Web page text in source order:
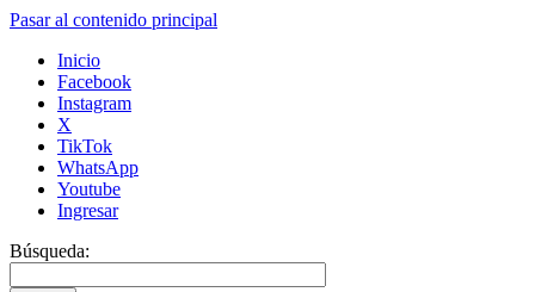
Pasar al contenido principal
Inicio
Facebook
Instagram
X
TikTok
WhatsApp
Youtube
Ingresar
Búsqueda: